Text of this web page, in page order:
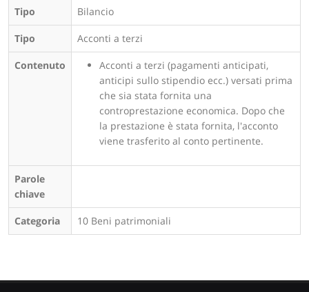
Tipo Bilancio
Tipo Acconti a terzi
Contenuto
Acconti a terzi (pagamenti anticipati,
anticipi sullo stipendio ecc.) versati prima
che sia stata fornita una
controprestazione economica. Dopo che
la prestazione è stata fornita, l'acconto
viene trasferito al conto pertinente.
Parole
chiave
Categoria 10 Beni patrimoniali